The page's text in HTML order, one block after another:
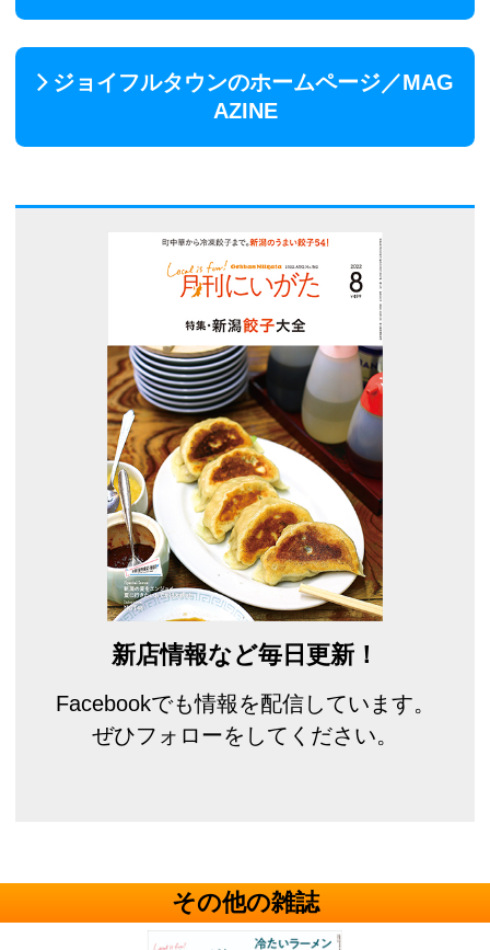
ジョイフルタウンのホームページ／MAG
AZINE
新店情報など毎日更新！
Facebookでも情報を配信しています。
ぜひフォローをしてください。
その他の雑誌